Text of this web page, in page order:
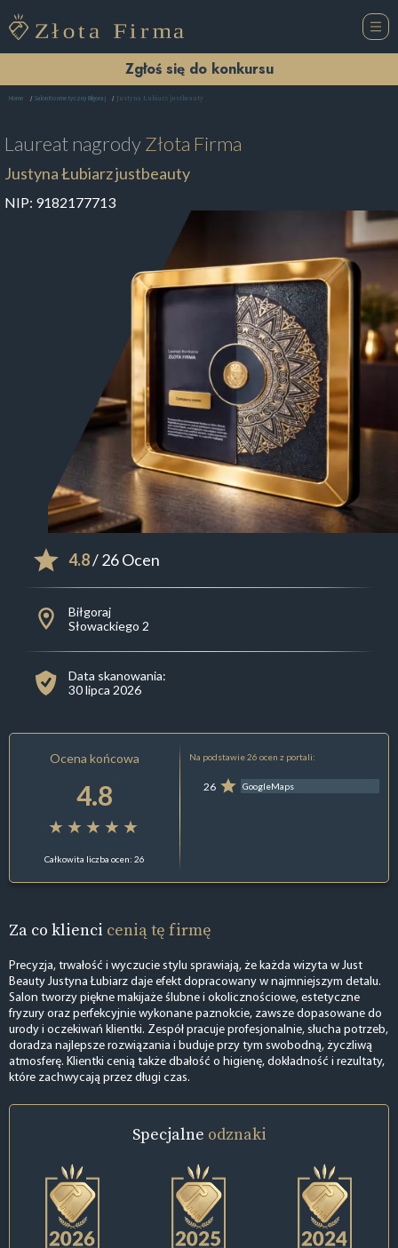
Zgłoś się do konkursu
Home Salon Kosmetyczny Biłgoraj Justyna Łubiarz justbeauty
Laureat nagrodyZłota Firma
Justyna Łubiarz justbeauty
NIP: 9182177713
4.8/ 26 Ocen
Biłgoraj
Słowackiego 2
Data skanowania:
30 lipca 2026
Ocena końcowa
4.8
Całkowita liczba ocen: 26
Na podstawie 26 ocen z portali:
26 GoogleMaps
Za co klienci cenią tę firmę
Precyzja, trwałość i wyczucie stylu sprawiają, że każda wizyta w Just
Beauty Justyna Łubiarz daje efekt dopracowany w najmniejszym detalu.
Salon tworzy piękne makijaże ślubne i okolicznościowe, estetyczne
fryzury oraz perfekcyjnie wykonane paznokcie, zawsze dopasowane do
urody i oczekiwań klientki. Zespół pracuje profesjonalnie, słucha potrzeb,
doradza najlepsze rozwiązania i buduje przy tym swobodną, życzliwą
atmosferę. Klientki cenią także dbałość o higienę, dokładność i rezultaty,
które zachwycają przez długi czas.
Specjalne odznaki